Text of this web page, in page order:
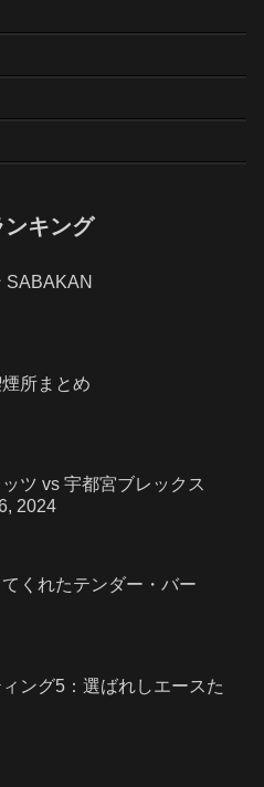
キング
SABAKAN
所まとめ
ッツ vs 宇都宮ブレックス
2024
くれたテンダー・バー
ング5：選ばれしエースた